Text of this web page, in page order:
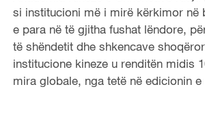
si institucioni më i mirë kërkimor në
e para në të gjitha fushat lëndore,
të shëndetit dhe shkencave
institucione kineze u renditën midis
mira globale, nga tetë në edicionin